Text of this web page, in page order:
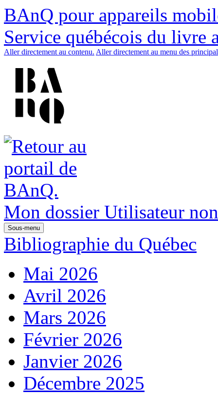
BAnQ pour appareils
Service québécois du livre
Aller directement au contenu. Aller directement au menu des
Mon dossier Utilisateur
Sous-menu
Bibliographie du Québec
Mai 2026
Avril 2026
Mars 2026
Février 2026
Janvier 2026
Décembre 2025